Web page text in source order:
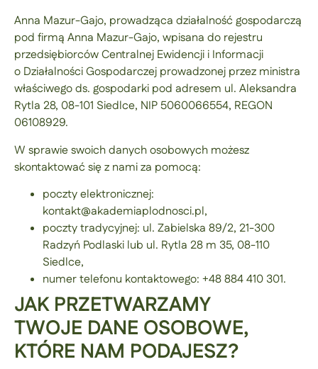
Anna Mazur-Gajo, prowadząca działalność gospodarczą
pod firmą Anna Mazur-Gajo, wpisana do rejestru
przedsiębiorców Centralnej Ewidencji i Informacji
o Działalności Gospodarczej prowadzonej przez ministra
właściwego ds. gospodarki pod adresem ul. Aleksandra
Rytla 28, 08-101 Siedlce, NIP 5060066554, REGON
06108929.
W sprawie swoich danych osobowych możesz
skontaktować się z nami za pomocą:
poczty elektronicznej:
kontakt@akademiaplodnosci.pl,
poczty tradycyjnej: ul. Zabielska 89/2, 21-300
Radzyń Podlaski lub ul. Rytla 28 m 35, 08-110
Siedlce,
numer telefonu kontaktowego: +48 884 410 301.
JAK PRZETWARZAMY
TWOJE DANE OSOBOWE,
KTÓRE NAM PODAJESZ?